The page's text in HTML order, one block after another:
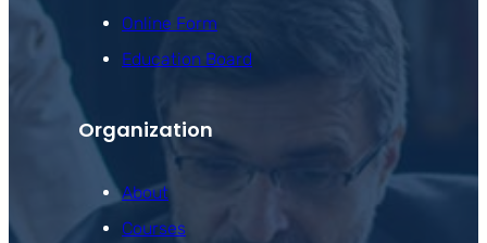
Online Form
Education Board
Organization
About
Courses